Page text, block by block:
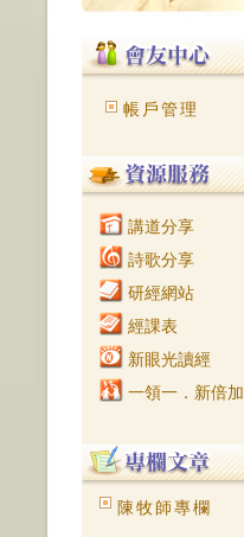
帳戶管理
講道分享
詩歌分享
研經網站
經課表
新眼光讀經
一領一．新倍加
陳牧師專欄